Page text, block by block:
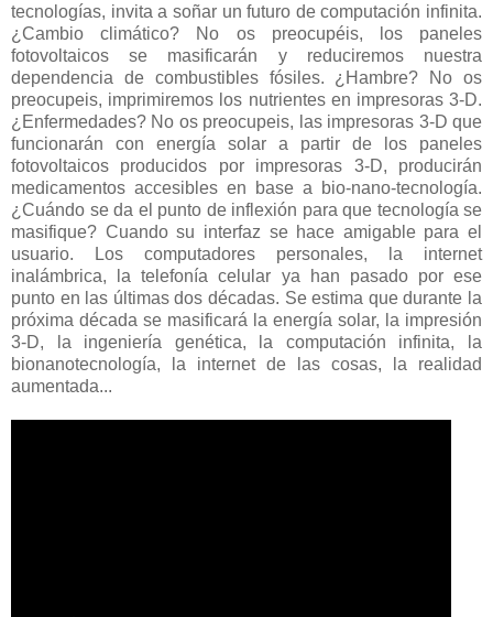
tecnologías, invita a soñar un futuro de computación infinita.
¿Cambio climático? No os preocupéis, los paneles
fotovoltaicos se masificarán y reduciremos nuestra
dependencia de combustibles fósiles. ¿Hambre? No os
preocupeis, imprimiremos los nutrientes en impresoras 3-D.
¿Enfermedades? No os preocupeis, las impresoras 3-D que
funcionarán con energía solar a partir de los paneles
fotovoltaicos producidos por impresoras 3-D, producirán
medicamentos accesibles en base a bio-nano-tecnología.
¿Cuándo se da el punto de inflexión para que tecnología se
masifique? Cuando su interfaz se hace amigable para el
usuario. Los computadores personales, la internet
inalámbrica, la telefonía celular ya han pasado por ese
punto en las últimas dos décadas. Se estima que durante la
próxima década se masificará la energía solar, la impresión
3-D, la ingeniería genética, la computación infinita, la
bionanotecnología, la internet de las cosas, la realidad
aumentada...